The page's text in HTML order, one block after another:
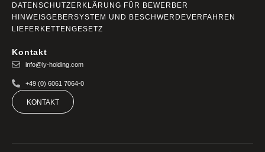
DATENSCHUTZERKLÄRUNG FÜR BEWERBER
HINWEISGEBERSYSTEM UND BESCHWERDEVERFAHREN
LIEFERKETTENGESETZ
Kontakt
info@ly-holding.com
+49 (0) 6061 7064-0
KONTAKT